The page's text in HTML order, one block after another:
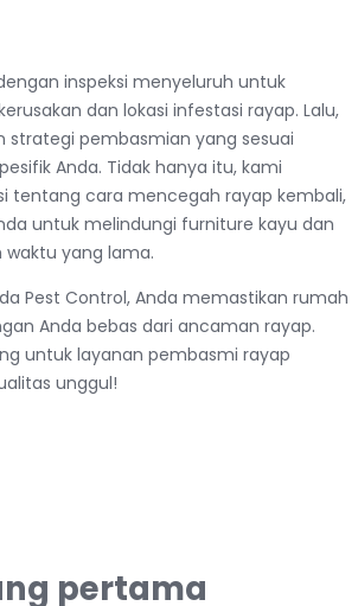
inspeksi menyeluruh untuk
dan lokasi infestasi rayap. Lalu,
strategi pembasmian yang sesuai
Anda. Tidak hanya itu, kami
tentang cara mencegah rayap kembali,
untuk melindungi furniture kayu dan
yang lama.
Pest Control, Anda memastikan rumah
Anda bebas dari ancaman rayap.
untuk layanan pembasmi rayap
unggul!
pertama